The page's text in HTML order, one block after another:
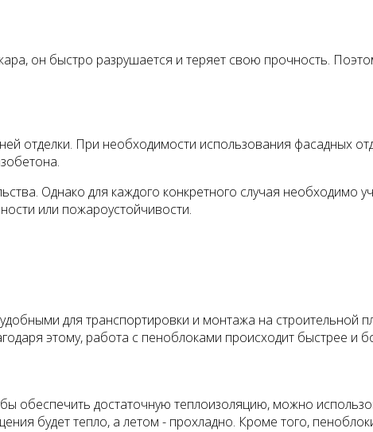
он быстро разрушается и теряет свою прочность.
отделки. При необходимости использования фасадных
Однако для каждого конкретного случая необходимо
или пожароустойчивости.
для транспортировки и монтажа на строительной
этому, работа с пеноблоками происходит быстрее и
обеспечить достаточную теплоизоляцию, можно
будет тепло, а летом - прохладно. Кроме того,